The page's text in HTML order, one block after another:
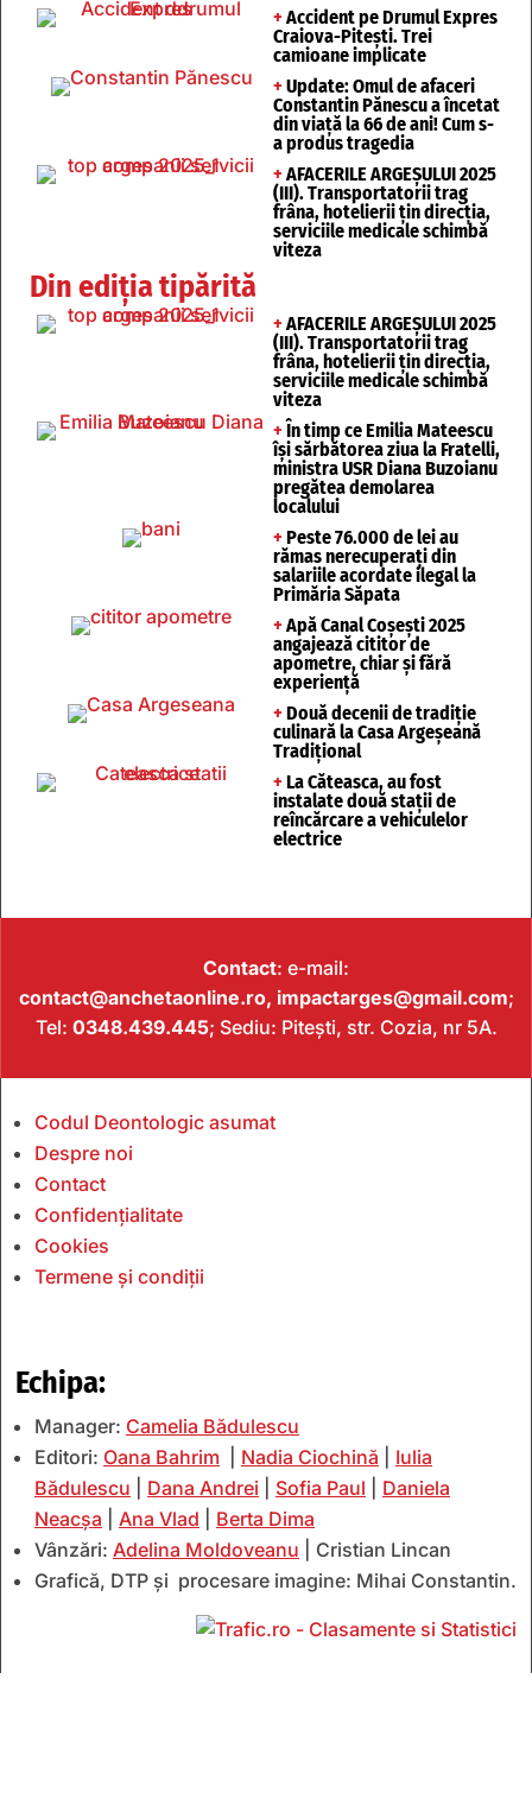
+ Accident pe Drumul Expres
Craiova-Pitești. Trei
camioane implicate
+ Update: Omul de afaceri
Constantin Pănescu a încetat
din viață la 66 de ani! Cum s-
a produs tragedia
+ AFACERILE ARGEȘULUI 2025
(III). Transportatorii trag
frâna, hotelierii țin direcția,
serviciile medicale schimbă
viteza
Din ediția tipărită
+ AFACERILE ARGEȘULUI 2025
(III). Transportatorii trag
frâna, hotelierii țin direcția,
serviciile medicale schimbă
viteza
+ În timp ce Emilia Mateescu
își sărbătorea ziua la Fratelli,
ministra USR Diana Buzoianu
pregătea demolarea
localului
+ Peste 76.000 de lei au
rămas nerecuperați din
salariile acordate ilegal la
Primăria Săpata
+ Apă Canal Coșești 2025
angajează cititor de
apometre, chiar și fără
experiență
+ Două decenii de tradiție
culinară la Casa Argeșeană
Tradițional
+ La Căteasca, au fost
instalate două stații de
reîncărcare a vehiculelor
electrice
Contact: e-mail:
contact@anchetaonline.ro, impactarges@gmail.com;
Tel: 0348.439.445; Sediu: Pitești, str. Cozia, nr 5A.
Codul Deontologic asumat
Despre noi
Contact
Confidențialitate
Cookies
Termene și condiții
Echipa:
Manager: Camelia Bădulescu
Editori: Oana Bahrim Nadia Ciochină
Iulia
Bădulescu
Dana Andrei Sofia Paul
Daniela
Neacșa
Ana Vlad
Berta Dima
Vânzări: Adelina Moldoveanu | Cristian Lincan
Grafică, DTP și procesare imagine: Mihai Constantin.